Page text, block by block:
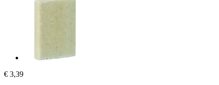
€ 3,39